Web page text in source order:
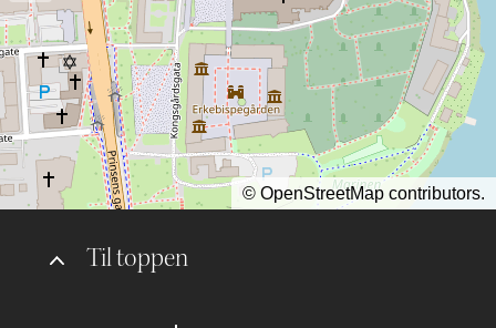
Til toppen
© OpenStreetMap contributors.